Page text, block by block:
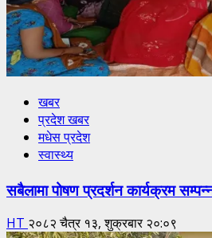
खबर
प्रदेश खबर
मधेस प्रदेश
स्वास्थ्य
सबैलामा पोषण प्रदर्शन कार्यक्रम
HT २०८२ चैत्र १३, शुक्रबार २०:०९